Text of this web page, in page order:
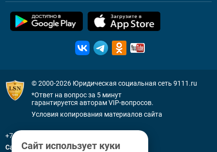
© 2000-2026 Юридическая социальная сеть 9111.ru
*Ответ на вопрос за 5 минут
гарантируется авторам VIP-вопросов.
Условия копирования материалов сайта
+7 (800) 505-91-11
Санкт-Петербург
Сайт использует куки